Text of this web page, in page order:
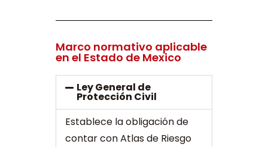
Marco normativo aplicable
en el Estado de Mexico
Ley General de
Protección Civil
Establece la obligación de
contar con Atlas de Riesgo